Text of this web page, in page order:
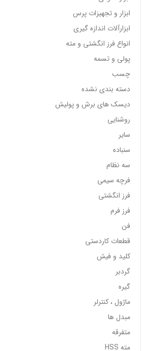
ابزار و تجهیزات پرس
ابزارآلات اندازه گیری
انواع فرز انگشتی و مته
پولی و تسمه
چسب
دسته بندی نشده
دیسک های برش و پولیش
روشنایی
سایر
سنباده
سه نظام
فرچه سیمی
فرز انگشتی
فرز فرم
فن
قطعات کاردستی
کلید و فیش
گردبر
گیره
ماژول ، کنترلر
مبدل ها
متفرقه
مته HSS